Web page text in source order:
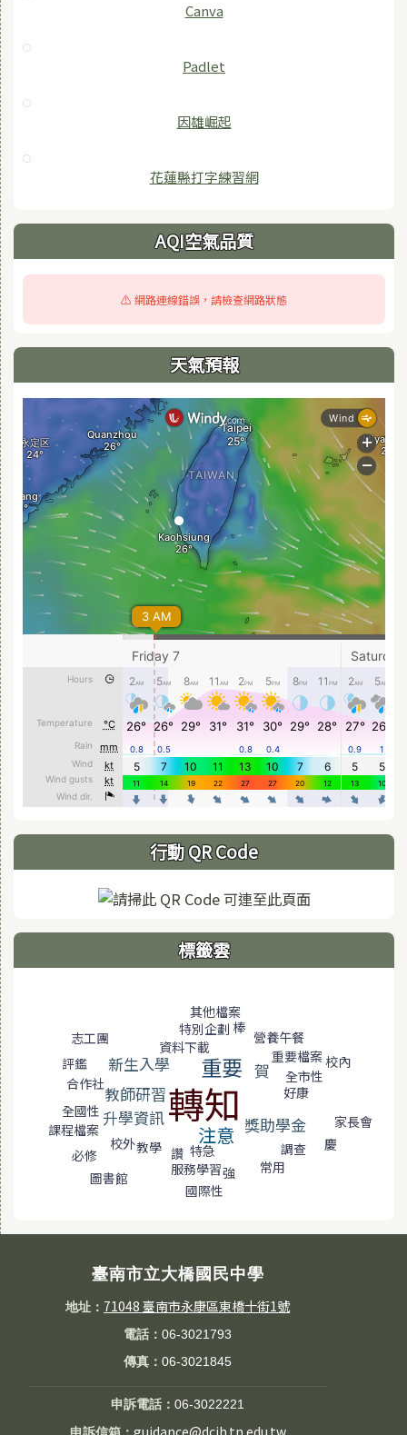
Canva
Padlet
因雄崛起
花蓮縣打字練習網
AQI空氣品質
⚠️ 網路連線錯誤，請檢查網路狀態
天氣預報
行動 QR Code
標籤雲
其他檔案
志工團
新生入學
資料下載
特別企劃 棒
營養午餐
評鑑
重要 賀
重要檔案校內
合作社教師研習轉知 好康
全市性
全國性
課程檔案
升學資訊
注意 獎助學金
家長會
必修
校外教學
調查
服務學習
讚 特急
慶
圖書館
強
常用
國際性
臺南市立大橋國民中學
地址： 71048 臺南市永康區東橋十街1號
電話：06-3021793
傳真：06-3021845
申訴電話：06-3022221
申訴信箱： guidance@dcjh.tn.edu.tw